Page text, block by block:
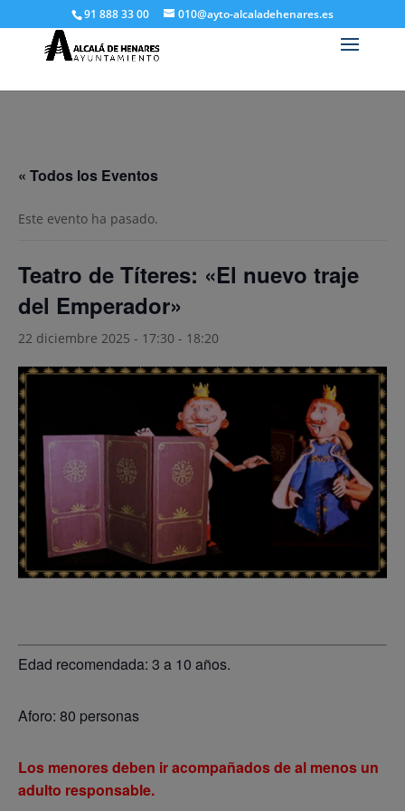
91 888 33 00 010@ayto-alcaladehenares.es
« Todos los Eventos
Este evento ha pasado.
Teatro de Títeres: «El nuevo traje
del Emperador»
22 diciembre 2025 - 17:30 - 18:20
Edad recomendada: 3 a 10 años.
Aforo: 80 personas
Los menores deben ir acompañados de al menos un
adulto responsable.